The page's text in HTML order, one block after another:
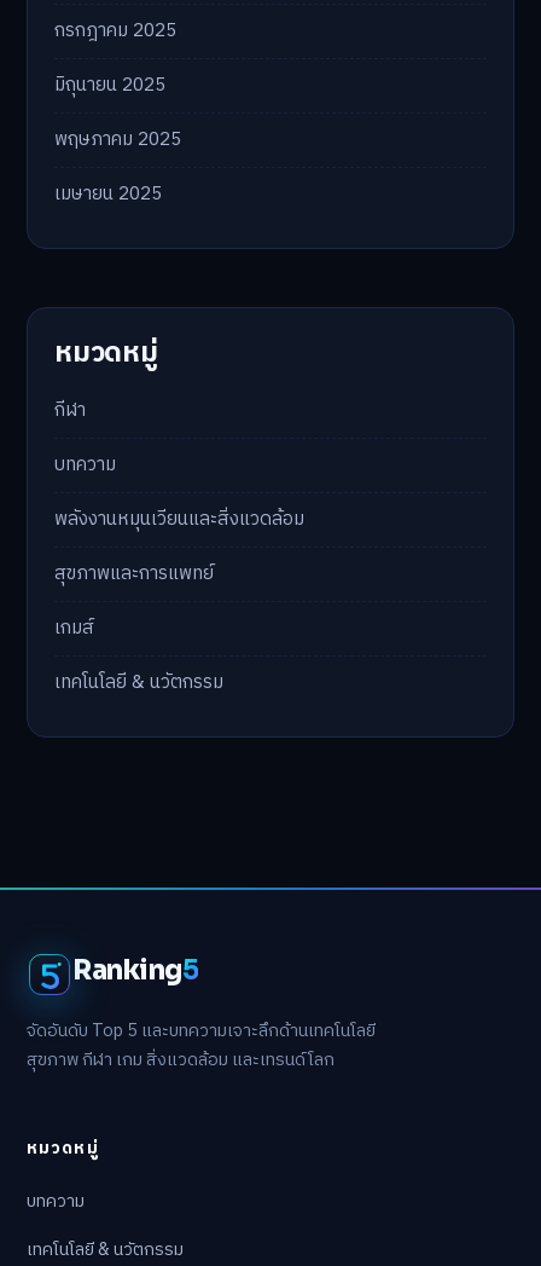
กรกฎาคม 2025
มิถุนายน 2025
พฤษภาคม 2025
เมษายน 2025
หมวดหมู่
กีฬา
บทความ
พลังงานหมุนเวียนและสิ่งแวดล้อม
สุขภาพและการแพทย์
เกมส์
เทคโนโลยี & นวัตกรรม
Ranking5
จัดอันดับ Top 5 และบทความเจาะลึกด้านเทคโนโลยี
สุขภาพ กีฬา เกม สิ่งแวดล้อม และเทรนด์โลก
หมวดหมู่
บทความ
เทคโนโลยี & นวัตกรรม